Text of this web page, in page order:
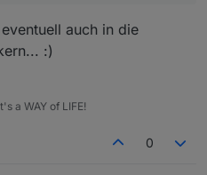
auch in die
:)
a WAY of LIFE!
0